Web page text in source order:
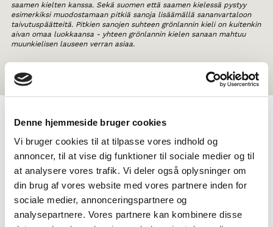
Denne hjemmeside bruger cookies
Vi bruger cookies til at tilpasse vores indhold og
annoncer, til at vise dig funktioner til sociale medier og til
at analysere vores trafik. Vi deler også oplysninger om
din brug af vores website med vores partnere inden for
sociale medier, annonceringspartnere og
analysepartnere. Vores partnere kan kombinere disse
TAGS
Miðnám Mál Faktatekst
Heimildarfilmur
Vitan um norðurlendsk mál
1-3 frálærutímar
saamen kielten kanssa. Sekä suomen että saamen kielessä pystyy
esimerkiksi muodostamaan pitkiä sanoja lisäämällä sananvartaloon
taivutuspäätteitä. Pitkien sanojen suhteen grönlannin kieli on kuitenkin
aivan omaa luokkaansa - yhteen grönlannin kielen sanaan mahtuu
muunkielisen lauseen verran asiaa.